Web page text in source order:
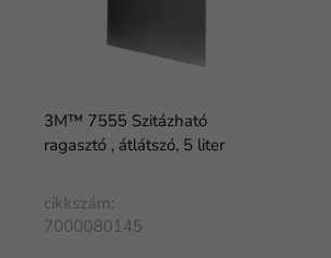
3M™ 7555 Szitázható
ragasztó , átlátszó, 5 liter
cikkszám:
7000080145